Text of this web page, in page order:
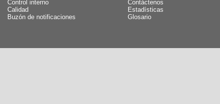
Control interno
Calidad
Buzón de notificaciones
Contáctenos
Estadísticas
Glosario